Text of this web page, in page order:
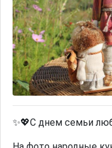
✨💖С днем семьи